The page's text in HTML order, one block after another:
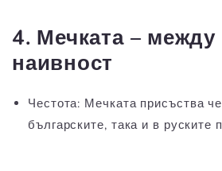
4. Мечката – между
наивност
Честота: Мечката присъства
българските, така и в руските